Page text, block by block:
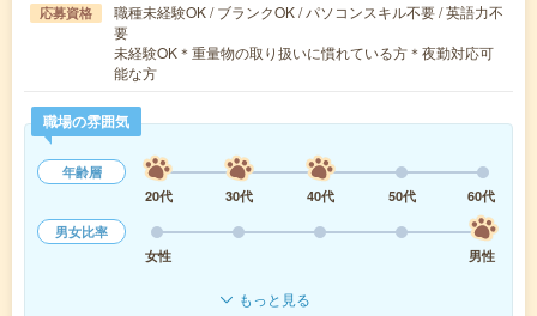
応募資格
職種未経験OK / ブランクOK / パソコンスキル不要 / 英語力不
要
未経験OK＊重量物の取り扱いに慣れている方＊夜勤対応可
能な方
職場の雰囲気
年齢層
20代
30代 40代 50代
60代
男女比率
女性
男性
もっと見る